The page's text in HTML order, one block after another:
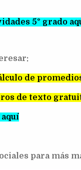
5° grado
de
de texto
para más